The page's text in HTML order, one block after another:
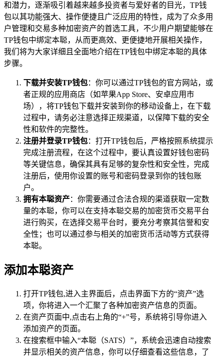
和潜力，逐渐吸引着越来越多投资者与爱好者的目光，TP钱
包以其功能强大、操作便捷且广泛应用的特性，成为了众多用
户管理和交易多种加密资产的首选工具，不少用户期望能够在
TP钱包中绑定本聪，从而更高效、更便捷地开展相关操作，
我们将为大家详细且全面地介绍在TP钱包中绑定本聪的具体
步骤。
下载并安装TP钱包：你可以通过TP钱包的官方网站，或
者正规的应用商店（如苹果App Store、安卓应用市
场），将TP钱包下载并安装到你的移动设备上，在下载
过程中，请务必注意选择正规渠道，以保障下载的安全
性和软件的完整性。
注册并登录TP钱包：打开TP钱包后，严格按照系统提示
完成注册流程，在这个过程中，要认真设置好钱包密码
等关键信息，确保其具有足够的复杂性和安全性，完成
注册后，使用你设置的账号和密码登录到你的钱包账
户。
拥有本聪资产：你需要通过合法合规的渠道获取一定数
量的本聪，你可以在支持本聪交易的加密货币交易平台
进行购买，在选择交易平台时，要充分考察其信誉和安
全性；也可以通过参与相关的加密货币活动等方式获得
本聪。
添加本聪资产
打开TP钱包,进入主界面后，点击界面下方的“资产”选
项，你将进入一个汇聚了各种加密资产信息的页面。
在资产页面中,点击右上角的“+”号，系统将引导你进入
添加资产的页面。
在搜索框中输入“本聪（SATS）”，系统会迅速自动搜索
并显示相关的资产信息，你可以仔细查看这些信息，了